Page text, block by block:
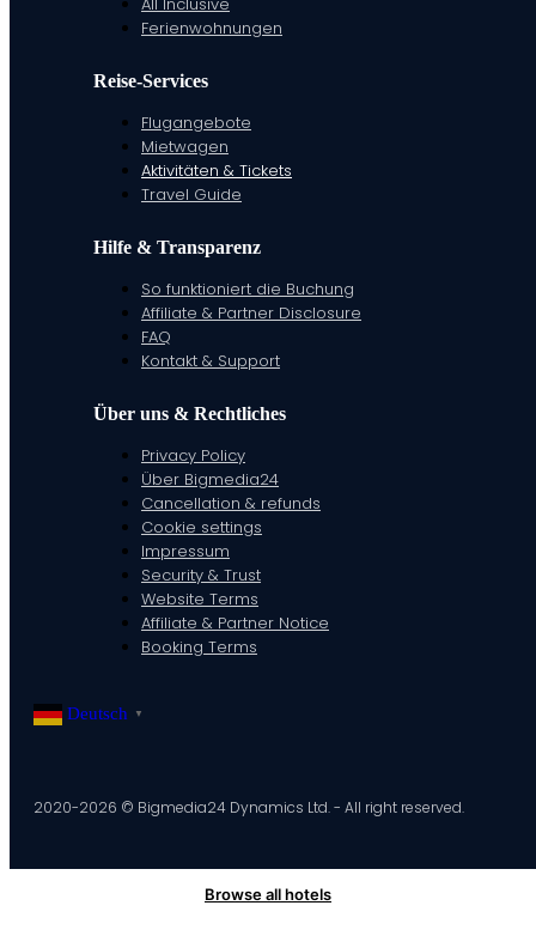
Ferienwohnungen
Reise-Services
Flugangebote
Mietwagen
Aktivitäten & Tickets
Travel Guide
Hilfe & Transparenz
So funktioniert die Buchung
Affiliate & Partner Disclosure
FAQ
Kontakt & Support
Über uns & Rechtliches
Privacy Policy
Über Bigmedia24
Cancellation & refunds
Cookie settings
Impressum
Security & Trust
Website Terms
Affiliate & Partner Notice
Booking Terms
Deutsch ▼
2020-2026 © Bigmedia24 Dynamics Ltd. - All right reserved.
Browse all hotels